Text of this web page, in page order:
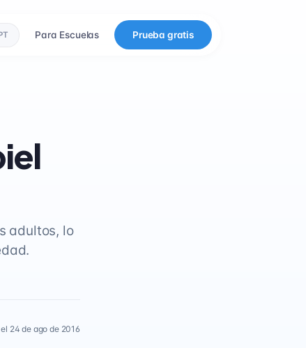
Para Escuelas Prueba gratis
adultos, lo
24 de ago de 2016